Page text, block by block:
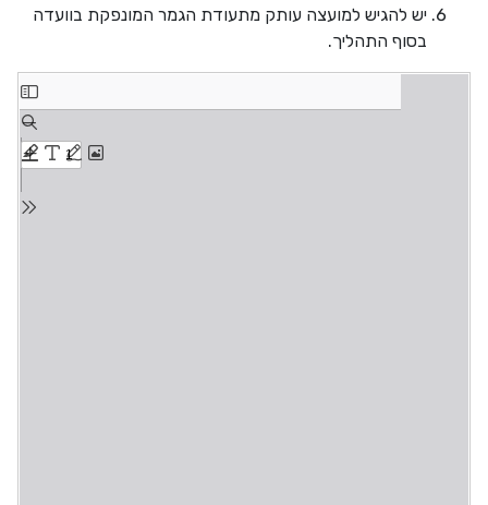
יש להגיש למועצה עותק מתעודת הגמר המונפקת בוועדה
בסוף התהליך.